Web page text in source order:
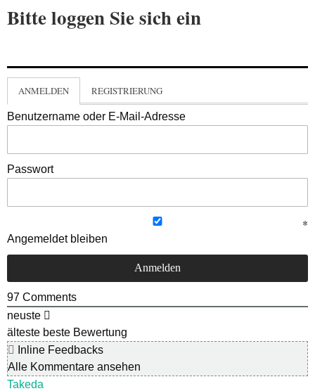
Bitte loggen Sie sich ein
ANMELDEN REGISTRIERUNG
Benutzername oder E-Mail-Adresse
Passwort
Angemeldet bleiben
97 Comments
neuste
älteste beste Bewertung
Inline Feedbacks
Alle Kommentare ansehen
Takeda